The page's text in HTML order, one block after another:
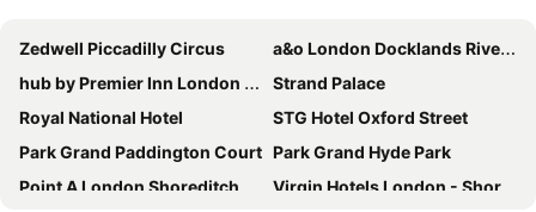
Zedwell Piccadilly Circus
a&o London Docklands Riverside
hub by Premier Inn London Shoreditch
Strand Palace
Royal National Hotel
STG Hotel Oxford Street
Park Grand Paddington Court Park Grand Hyde Park
Point A London Shoreditch
Virgin Hotels London - Shoreditch